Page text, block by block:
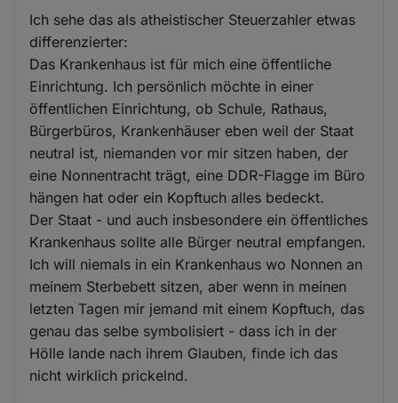
Ich sehe das als atheistischer Steuerzahler etwas
differenzierter:
Das Krankenhaus ist für mich eine öffentliche
Einrichtung. Ich persönlich möchte in einer
öffentlichen Einrichtung, ob Schule, Rathaus,
Bürgerbüros, Krankenhäuser eben weil der Staat
neutral ist, niemanden vor mir sitzen haben, der
eine Nonnentracht trägt, eine DDR-Flagge im Büro
hängen hat oder ein Kopftuch alles bedeckt.
Der Staat - und auch insbesondere ein öffentliches
Krankenhaus sollte alle Bürger neutral empfangen.
Ich will niemals in ein Krankenhaus wo Nonnen an
meinem Sterbebett sitzen, aber wenn in meinen
letzten Tagen mir jemand mit einem Kopftuch, das
genau das selbe symbolisiert - dass ich in der
Hölle lande nach ihrem Glauben, finde ich das
nicht wirklich prickelnd.